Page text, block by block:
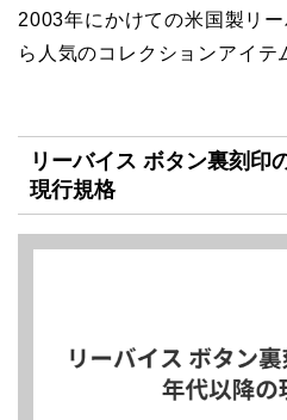
2003年にかけての米国製リ
ら人気のコレクションアイテ
リーバイス ボタン裏刻印
現行規格